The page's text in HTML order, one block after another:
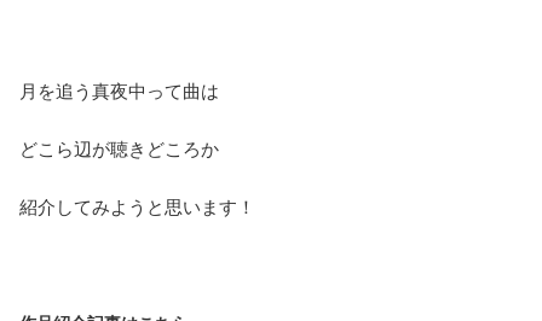
月を追う真夜中って曲は
どこら辺が聴きどころか
紹介してみようと思います！